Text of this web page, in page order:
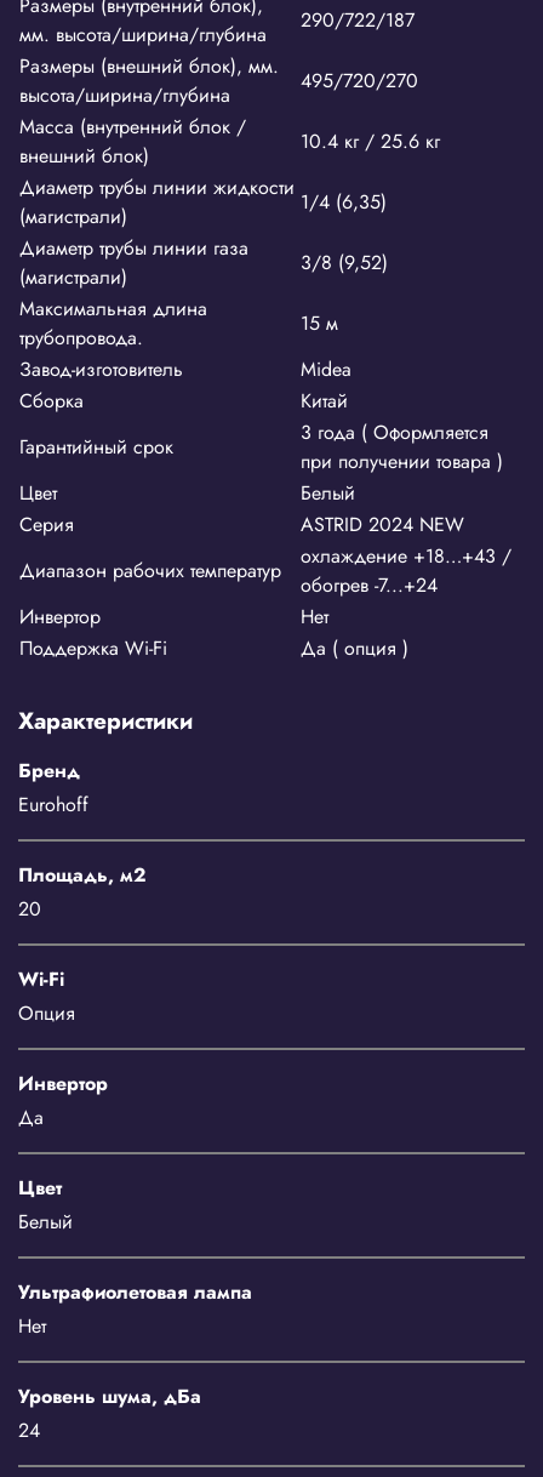
мм. высота/ширина/глубина
290/722/187
Размеры (внешний блок), мм.
высота/ширина/глубина
495/720/270
Масса (внутренний блок /
внешний блок)
10.4 кг / 25.6 кг
Диаметр трубы линии жидкости
(магистрали)
1/4 (6,35)
Диаметр трубы линии газа
(магистрали)
3/8 (9,52)
Максимальная длина
трубопровода.
15 м
Завод-изготовитель
Midea
Сборка
Китай
Гарантийный срок
3 года ( Оформляется
при получении товара )
Цвет
Белый
Серия
ASTRID 2024 NEW
Диапазон рабочих температур
охлаждение +18…+43 /
обогрев -7...+24
Инвертор
Нет
Поддержка Wi-Fi
Да ( опция )
Характеристики
Бренд
Eurohoff
Площадь, м2
20
Wi-Fi
Опция
Инвертор
Да
Цвет
Белый
Ультрафиолетовая лампа
Нет
Уровень шума, дБа
24